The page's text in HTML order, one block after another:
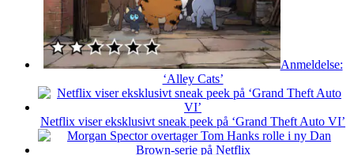
Anmeldelse:
‘Alley Cats’
Netflix viser eksklusivt sneak peek på ‘Grand Theft Auto VI’